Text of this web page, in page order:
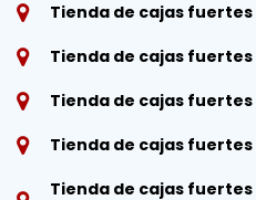
Tienda de cajas fuertes
Tienda de cajas
Tienda de cajas fuertes
Tienda de cajas
Tienda de cajas